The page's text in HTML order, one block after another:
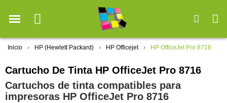
Inicio HP (Hewlett Packard) HP Officejet HP OfficeJet Pro 8716
Cartucho De Tinta HP OfficeJet Pro 8716
Cartuchos de tinta compatibles para
impresoras HP OfficeJet Pro 8716